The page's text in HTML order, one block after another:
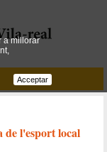
de l'esport local
a millorar
Acceptar